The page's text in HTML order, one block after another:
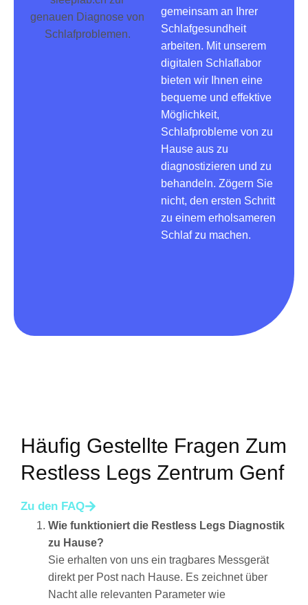
gemeinsam an Ihrer
Schlafgesundheit
arbeiten. Mit unserem
digitalen Schlaflabor
bieten wir Ihnen eine
bequeme und effektive
Möglichkeit,
Schlafprobleme von zu
Hause aus zu
diagnostizieren und zu
behandeln. Zögern Sie
nicht, den ersten Schritt
zu einem erholsameren
Schlaf zu machen.
Häufig Gestellte Fragen Zum
Restless Legs Zentrum Genf
Zu den FAQ
Wie funktioniert die Restless Legs Diagnostik
zu Hause?
Sie erhalten von uns ein tragbares Messgerät
direkt per Post nach Hause. Es zeichnet über
Nacht alle relevanten Parameter wie